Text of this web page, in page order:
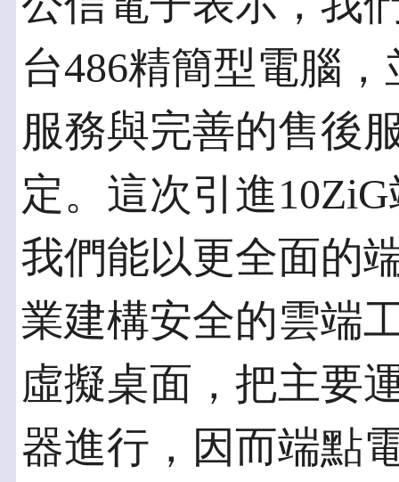
台486精簡型電腦
服務與完善的售後
定。這次引進
我們能以更全面的
業建構安全的雲端
虛擬桌面，把主要
器進行，因而端點